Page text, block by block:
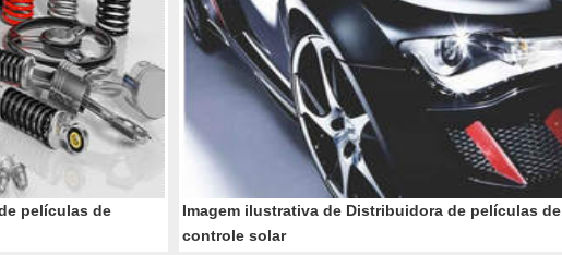
películas de
Imagem ilustrativa de Distribuidora de películas de
controle solar